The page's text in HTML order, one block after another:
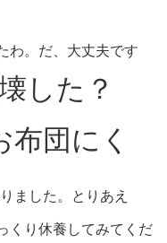
わ。だ、大丈夫です
した？
団にく
ました。とりあえ
くり休養してみてくだ